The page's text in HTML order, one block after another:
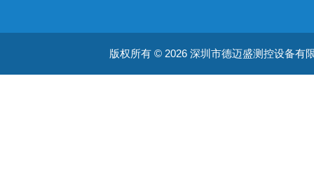
版权所有 © 2026 深圳市德迈盛测控设备